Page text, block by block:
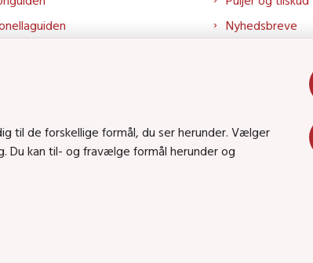
og byggeri på LinkedIn
og byggeri på YouTube
Nyhedsbreve
Social- og
som RSS feed
til de forskellige formål, du ser herunder. Vælger
Du kan til- og fravælge formål herunder og